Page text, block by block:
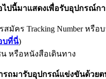
ไปนี้มาแสดงเพื่อรับอุปกรณ์ก
มัคร Tracking Number หรือ
บที่นี่)
หรือหนังสือเดินทาง
รถมารับอุปกรณ์แข่งขันด้วยต